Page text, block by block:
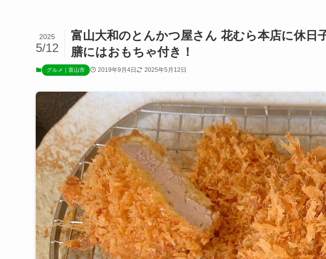
富山大和のとんかつ屋さん 花むら本店に休日
膳にはおもちゃ付き！
2025
5/12
グルメ｜富山市 2019年9月4日 2025年5月12日